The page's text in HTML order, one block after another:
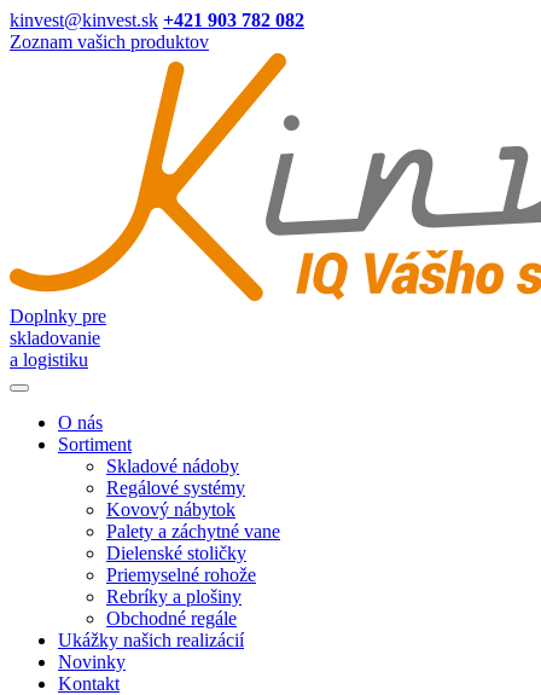
kinvest@kinvest.sk +421 903 782 082
Zoznam vašich produktov
Doplnky pre
skladovanie
a logistiku
O nás
Sortiment
Skladové nádoby
Regálové systémy
Kovový nábytok
Palety a záchytné vane
Dielenské stoličky
Priemyselné rohože
Rebríky a plošiny
Obchodné regále
Ukážky našich realizácií
Novinky
Kontakt